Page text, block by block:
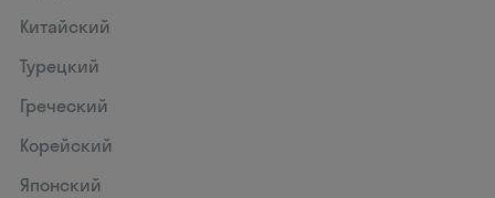
Китайский
Турецкий
Греческий
Корейский
Японский